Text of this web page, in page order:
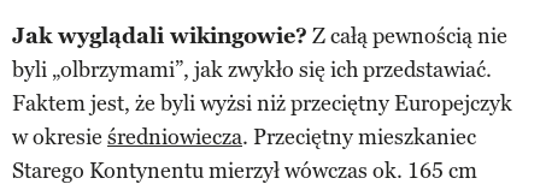
Jak wyglądali wikingowie? Z całą pewnością nie
byli „olbrzymami”, jak zwykło się ich przedstawiać.
Faktem jest, że byli wyżsi niż przeciętny Europejczyk
w okresie średniowiecza. Przeciętny mieszkaniec
Starego Kontynentu mierzył wówczas ok. 165 cm